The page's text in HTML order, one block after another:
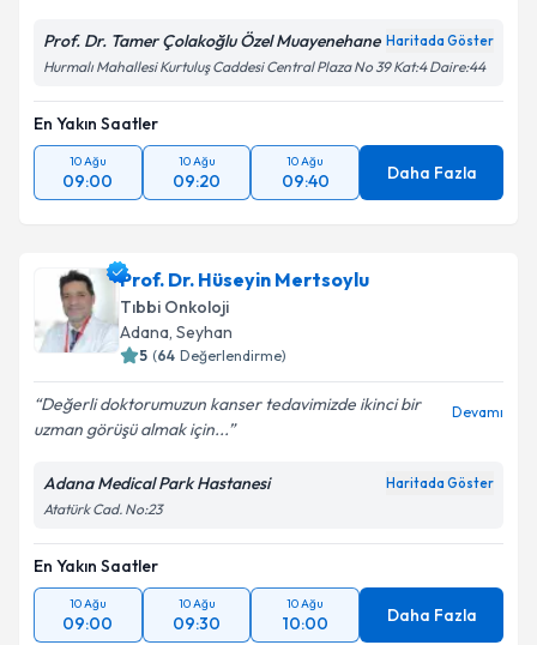
Prof. Dr. Tamer Çolakoğlu Özel Muayenehane Haritada Göster
Hurmalı Mahallesi Kurtuluş Caddesi Central Plaza No 39 Kat:4 Daire:44
En Yakın Saatler
10 Ağu
09:00
10 Ağu
09:20
10 Ağu
09:40 Daha Fazla
Prof. Dr. Hüseyin Mertsoylu
Tıbbi Onkoloji
Adana, Seyhan
5 (64 Değerlendirme)
Değerli doktorumuzun kanser tedavimizde ikinci bir
uzman görüşü almak için...
Devamı
Adana Medical Park Hastanesi Haritada Göster
Atatürk Cad. No:23
En Yakın Saatler
10 Ağu
09:00
10 Ağu
09:30
10 Ağu
10:00 Daha Fazla